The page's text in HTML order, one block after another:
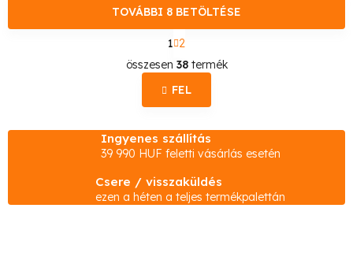
L
i
s
t
a
r
á
TOVÁBBI 8 BETÖLTÉSE
L
a
p
o
z
1 2
összesen 38termék
FEL
Ingyenes szállítás
39 990 HUF feletti vásárlás esetén
Csere / visszaküldés
ezen a héten a teljes termékpalettán